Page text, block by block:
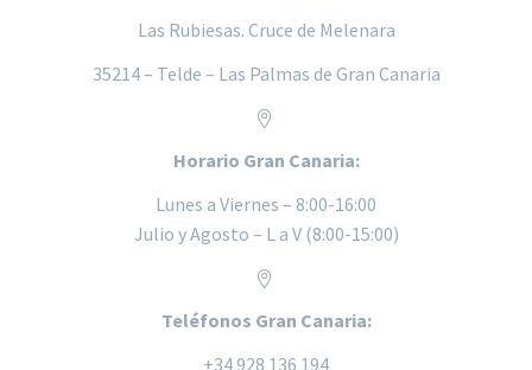
Las Rubiesas. Cruce de Melenara
35214 – Telde – Las Palmas de Gran Canaria


Horario Gran Canaria:
Lunes a Viernes – 8:00-16:00
Julio y Agosto – L a V (8:00-15:00)


Teléfonos Gran Canaria:
+34 928 136 194